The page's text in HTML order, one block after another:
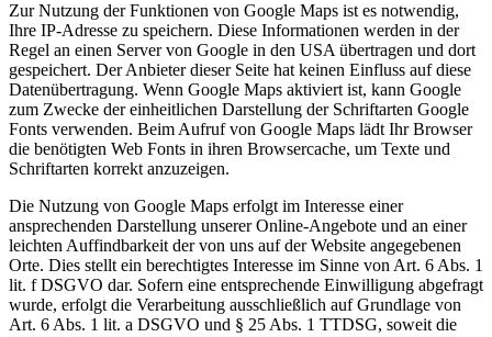
Zur Nutzung der Funktionen von Google Maps ist es notwendig,
Ihre IP-Adresse zu speichern. Diese Informationen werden in der
Regel an einen Server von Google in den USA übertragen und dort
gespeichert. Der Anbieter dieser Seite hat keinen Einfluss auf diese
Datenübertragung. Wenn Google Maps aktiviert ist, kann Google
zum Zwecke der einheitlichen Darstellung der Schriftarten Google
Fonts verwenden. Beim Aufruf von Google Maps lädt Ihr Browser
die benötigten Web Fonts in ihren Browsercache, um Texte und
Schriftarten korrekt anzuzeigen.
Die Nutzung von Google Maps erfolgt im Interesse einer
ansprechenden Darstellung unserer Online-Angebote und an einer
leichten Auffindbarkeit der von uns auf der Website angegebenen
Orte. Dies stellt ein berechtigtes Interesse im Sinne von Art. 6 Abs. 1
lit. f DSGVO dar. Sofern eine entsprechende Einwilligung abgefragt
wurde, erfolgt die Verarbeitung ausschließlich auf Grundlage von
Art. 6 Abs. 1 lit. a DSGVO und § 25 Abs. 1 TTDSG, soweit die